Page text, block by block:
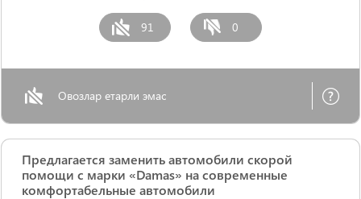
91 0
Овозлар етарли эмас
Предлагается заменить автомобили скорой
помощи с марки «Damas» на современные
комфортабельные автомобили